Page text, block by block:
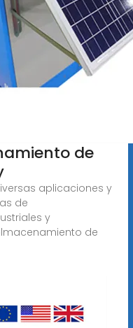
de
aplicaciones y
de
y
de